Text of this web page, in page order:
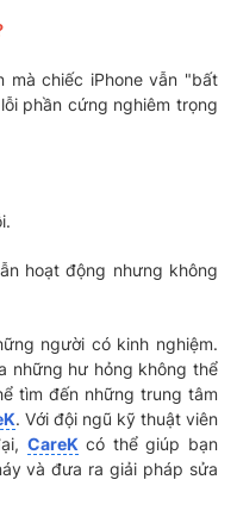
chiếc iPhone vẫn "bất
phần cứng nghiêm trọng
hoạt động nhưng không
người có kinh nghiệm.
những hư hỏng không thể
tìm đến những trung tâm
. Với đội ngũ kỹ thuật viên
CareK có thể giúp bạn
và đưa ra giải pháp sửa